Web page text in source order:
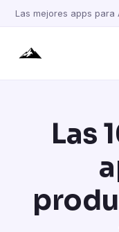
Las mejores apps para
Las